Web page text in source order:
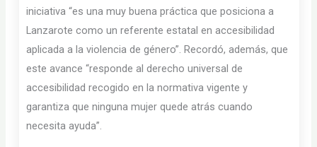
iniciativa “es una muy buena práctica que posiciona a
Lanzarote como un referente estatal en accesibilidad
aplicada a la violencia de género”. Recordó, además, que
este avance “responde al derecho universal de
accesibilidad recogido en la normativa vigente y
garantiza que ninguna mujer quede atrás cuando
necesita ayuda”.